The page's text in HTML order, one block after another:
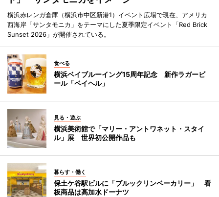
横浜赤レンガ倉庫（横浜市中区新港1）イベント広場で現在、アメリカ
西海岸「サンタモニカ」をテーマにした夏季限定イベント「Red Brick
Sunset 2026」が開催されている。
食べる
横浜ベイブルーイング15周年記念 新作ラガービ
ール「ベイヘル」
見る・遊ぶ
横浜美術館で「マリー・アントワネット・スタイ
ル」展 世界初公開作品も
暮らす・働く
保土ケ谷駅ビルに「ブルックリンベーカリー」 看
板商品は高加水ドーナツ